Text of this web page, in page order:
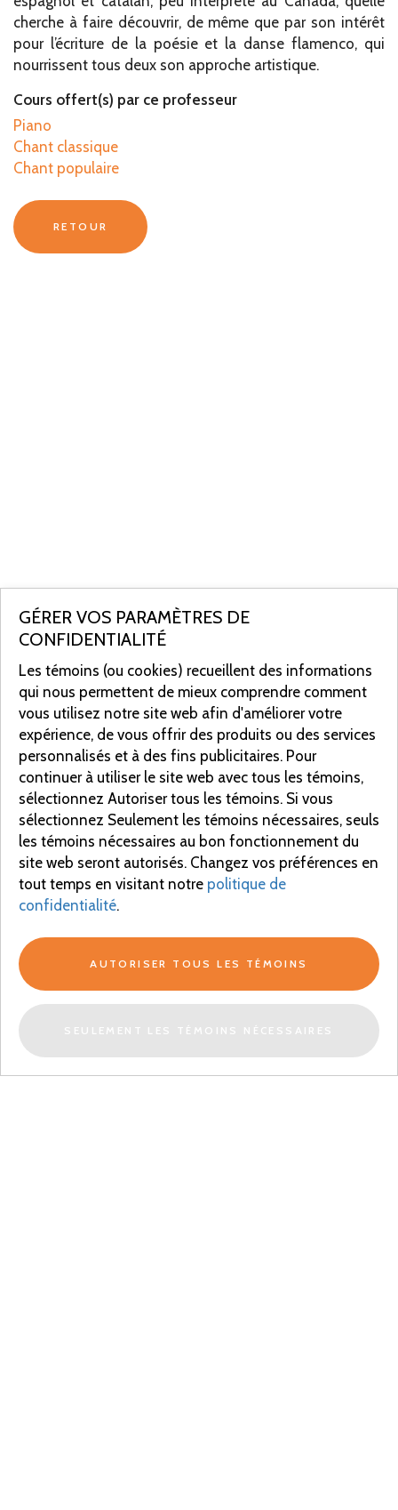
cherche à faire découvrir, de même que par son intérêt
pour l’écriture de la poésie et la danse flamenco, qui
nourrissent tous deux son approche artistique.
Cours offert(s) par ce professeur
Piano
Chant classique
Chant populaire
RETOUR
GÉRER VOS PARAMÈTRES DE
CONFIDENTIALITÉ
Les témoins (ou cookies) recueillent des informations
qui nous permettent de mieux comprendre comment
vous utilisez notre site web afin d'améliorer votre
expérience, de vous offrir des produits ou des services
personnalisés et à des fins publicitaires. Pour
continuer à utiliser le site web avec tous les témoins,
sélectionnez Autoriser tous les témoins. Si vous
sélectionnez Seulement les témoins nécessaires, seuls
les témoins nécessaires au bon fonctionnement du
site web seront autorisés. Changez vos préférences en
tout temps en visitant notre politique de
confidentialité.
AUTORISER TOUS LES TÉMOINS
SEULEMENT LES TÉMOINS NÉCESSAIRES